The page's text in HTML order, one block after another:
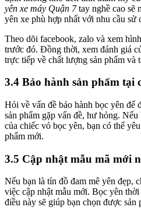
yên xe máy Quận 7tay nghề cao sẽ
yên xe phù hợp nhất với nhu cầu sử
Theo dõi facebook, zalo và xem
trước đó. Đồng thời, xem đánh giá
trực tiếp về chất lượng sản phẩm và
3.4 Bảo hành sản phẩm tại
Hỏi về vấn đề bảo hành bọc yên để
sản phẩm gặp vấn đề, hư hỏng.
của chiếc vỏ bọc yên, bạn có thể
phẩm mới.
3.5 Cập nhật mẫu mã mới
Nếu bạn là tín đồ đam mê yên đẹp,
việc cập nhật mẫu mới. Bọc yên
điều này sẽ giúp bạn chọn được